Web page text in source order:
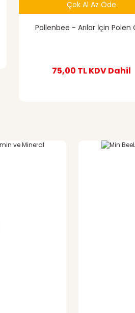
Çok Al Az Öde
Pollenbee - Arılar İçin Polen
75,00 TLKDV Dahil